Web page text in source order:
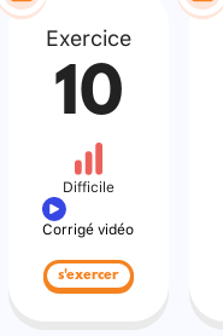
Exercice
10
Difficile
Corrigé vidéo
s'exercer